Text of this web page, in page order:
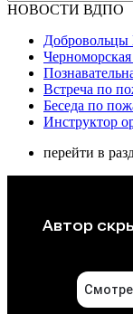
НОВОСТИ ВДПО
Добровольцы
Черноморская
Встреча по
Беседа по
Инструктор
перейти в